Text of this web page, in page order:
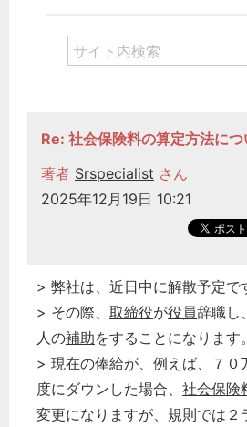
Re: 社会保険料の算定方法につ
著者 Srspecialist さん
2025年12月19日 10:21
> 弊社は、近日中に解散予定で
> その際、 取締役が役員辞職し、
人の補助をすることになります。
> 現在の俸給が、例えば、７０
度にダウンした場合、 社会保険
変更になりますが、規則では２